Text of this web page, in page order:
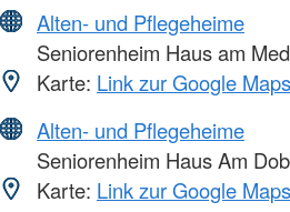
Alten- und Pflegeheime
Seniorenheim Haus am
Karte: Link zur Google
Alten- und Pflegeheime
Seniorenheim Haus Am
Karte: Link zur Google